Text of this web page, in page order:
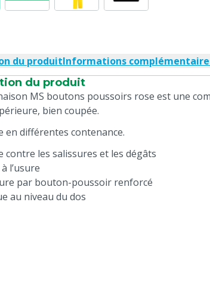
du produitInformations
du produit
MS boutons poussoirs rose est une
bien coupée.
en différentes contenance.
contre les salissures et les dégâts
l’usure
par bouton-poussoir renforcé
au niveau du dos